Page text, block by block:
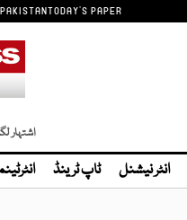
TODAY'S PAPER
اشتہار
انٹر نیشنل ٹاپ ٹرینڈ